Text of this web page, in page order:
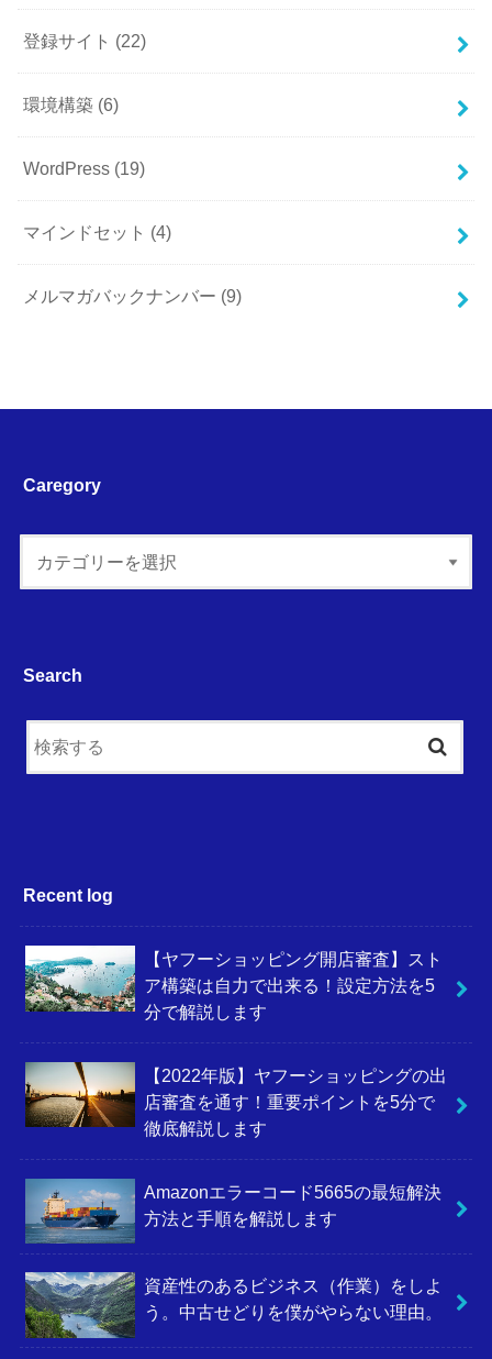
登録サイト (22)
環境構築 (6)
WordPress (19)
マインドセット (4)
メルマガバックナンバー (9)
Caregory
Search
Recent log
【ヤフーショッピング開店審査】スト
ア構築は自力で出来る！設定方法を5
分で解説します
【2022年版】ヤフーショッピングの出
店審査を通す！重要ポイントを5分で
徹底解説します
Amazonエラーコード5665の最短解決
方法と手順を解説します
資産性のあるビジネス（作業）をしよ
う。中古せどりを僕がやらない理由。